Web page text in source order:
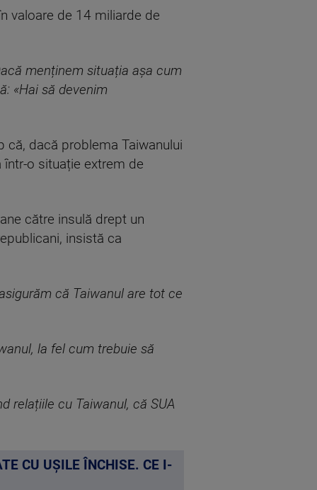
valoare de 14 miliarde de
menținem situația așa cum
«Hai să devenim
că, dacă problema Taiwanului
într-o situație extrem de
către insulă drept un
insistă ca
că Taiwanul are tot ce
la fel cum trebuie să
relațiile cu Taiwanul, că SUA
CU UȘILE ÎNCHISE. CE I-